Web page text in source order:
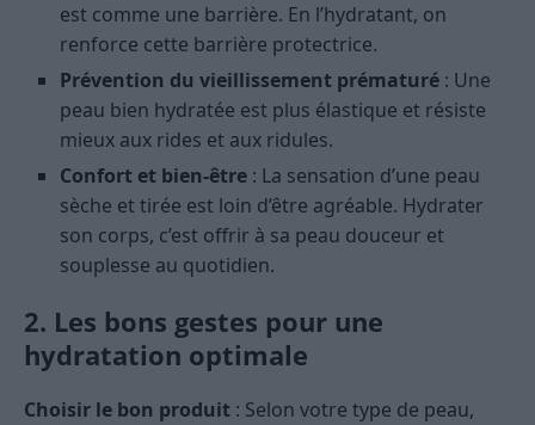
est comme une barrière. En l’hydratant, on
renforce cette barrière protectrice.
Prévention du vieillissement prématuré : Une
peau bien hydratée est plus élastique et résiste
mieux aux rides et aux ridules.
Confort et bien-être : La sensation d’une peau
sèche et tirée est loin d’être agréable. Hydrater
son corps, c’est offrir à sa peau douceur et
souplesse au quotidien.
2. Les bons gestes pour une
hydratation optimale
Choisir le bon produit : Selon votre type de peau,